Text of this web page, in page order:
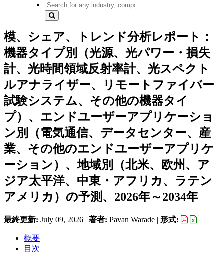
模、シェア、トレンド分析レポート：
機器タイプ別（光源、光パワー・損失
計、光時間領域反射率計、光スペクト
ルアナライザー、リモートファイバー
試験システム、その他の機器タイ
プ）、エンドユーザーアプリケーショ
ン別（電気通信、データセンター、産
業、その他のエンドユーザーアプリケ
ーション）、地域別（北米、欧州、ア
ジア太平洋、中東・アフリカ、ラテン
アメリカ）の予測、2026年～2034年
最終更新: July 09, 2026 | 著者: Pavan Warade | 形式:
概要
目次